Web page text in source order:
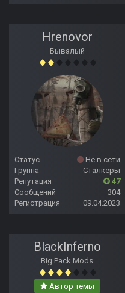
Hrenovor
Бывалый
Статус
Не в сети
Группа
Сталкеры
Репутация
47
Сообщений
304
Регистрация
09.04.2023
BlackInferno
Big Pack Mods
Автор темы